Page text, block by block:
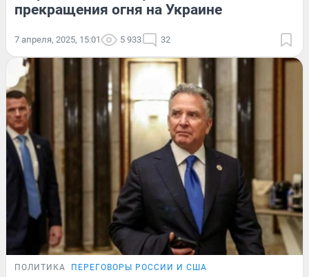
прекращения огня на Украине
7 апреля, 2025, 15:01 5 933 32
ПОЛИТИКА ПЕРЕГОВОРЫ РОССИИ И США